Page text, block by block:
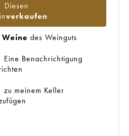
Diesen
verkaufen
Weine des Weinguts
Eine Benachrichtigung
zu meinem Keller